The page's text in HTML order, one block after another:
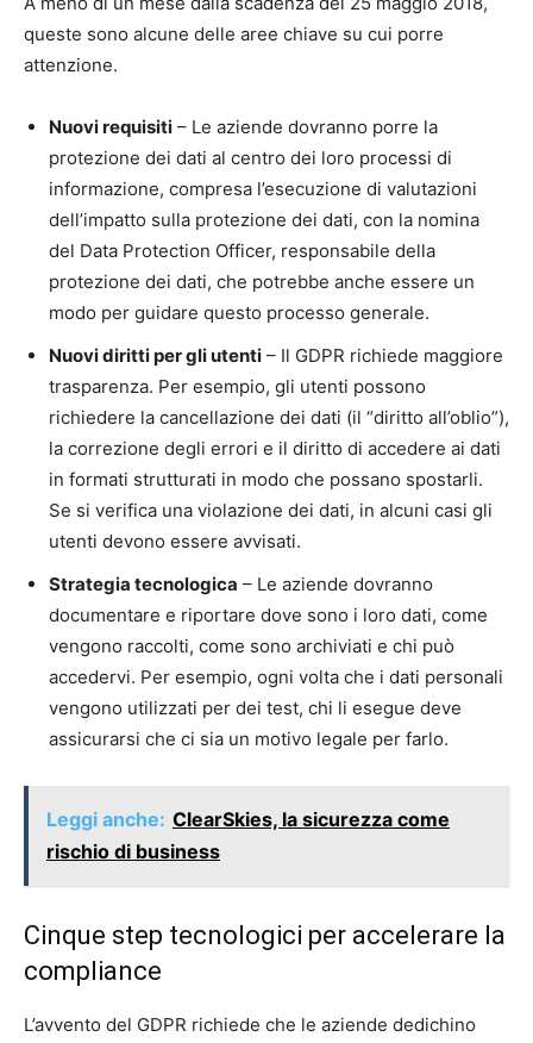
queste sono alcune delle aree chiave su cui porre
attenzione.
Nuovi requisiti – Le aziende dovranno porre la
protezione dei dati al centro dei loro processi di
informazione, compresa l’esecuzione di valutazioni
dell’impatto sulla protezione dei dati, con la nomina
del Data Protection Officer, responsabile della
protezione dei dati, che potrebbe anche essere un
modo per guidare questo processo generale.
Nuovi diritti per gli utenti – Il GDPR richiede maggiore
trasparenza. Per esempio, gli utenti possono
richiedere la cancellazione dei dati (il “diritto all’oblio”),
la correzione degli errori e il diritto di accedere ai dati
in formati strutturati in modo che possano spostarli.
Se si verifica una violazione dei dati, in alcuni casi gli
utenti devono essere avvisati.
Strategia tecnologica – Le aziende dovranno
documentare e riportare dove sono i loro dati, come
vengono raccolti, come sono archiviati e chi può
accedervi. Per esempio, ogni volta che i dati personali
vengono utilizzati per dei test, chi li esegue deve
assicurarsi che ci sia un motivo legale per farlo.
Leggi anche: ClearSkies, la sicurezza come
rischio di business
Cinque step tecnologici per accelerare la
compliance
L’avvento del GDPR richiede che le aziende dedichino